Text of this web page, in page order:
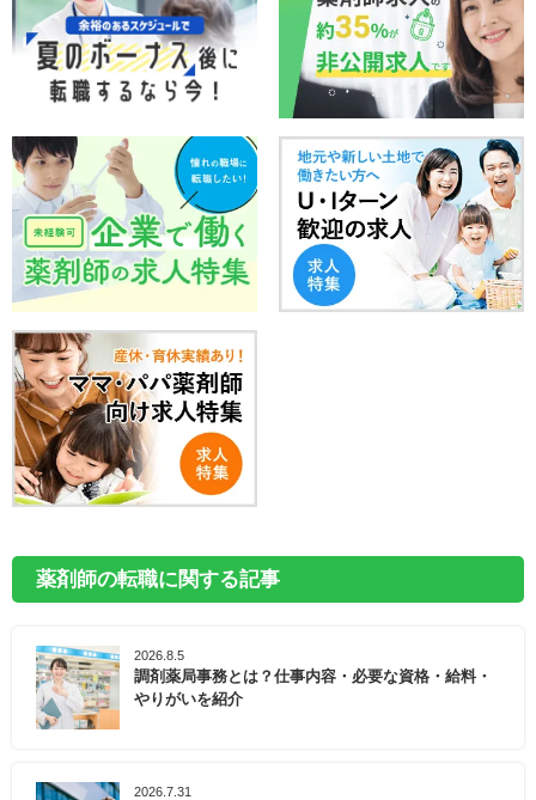
薬剤師の転職に関する記事
2026.8.5
調剤薬局事務とは？仕事内容・必要な資格・給料・
やりがいを紹介
2026.7.31